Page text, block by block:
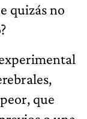
quizás no
que